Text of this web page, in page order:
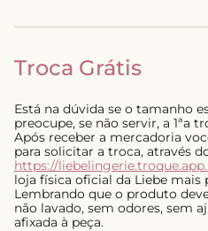
Troca Grátis
Está na dúvida se o tamanho
preocupe, se não servir, a 1ªa
Após receber a mercadoria
para solicitar a troca, através
https://
loja física oficial da Liebe mais
Lembrando que o produto
não lavado, sem odores, sem
afixada à peça.